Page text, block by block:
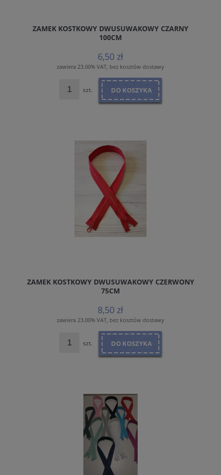
ZAMEK KOSTKOWY DWUSUWAKOWY CZARNY
100CM
6,50 zł
zawiera 23.00% VAT, bez kosztów dostawy
szt. DO KOSZYKA
ZAMEK KOSTKOWY DWUSUWAKOWY CZERWONY
75CM
8,50 zł
zawiera 23.00% VAT, bez kosztów dostawy
szt. DO KOSZYKA